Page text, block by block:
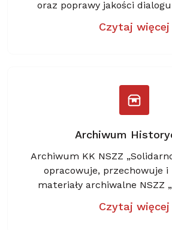
oraz poprawy jakości dialogu
Czytaj więcej
Archiwum
Archiwum KK NSZZ
opracowuje, przechowuje
materiały archiwalne NSZZ
Czytaj więcej